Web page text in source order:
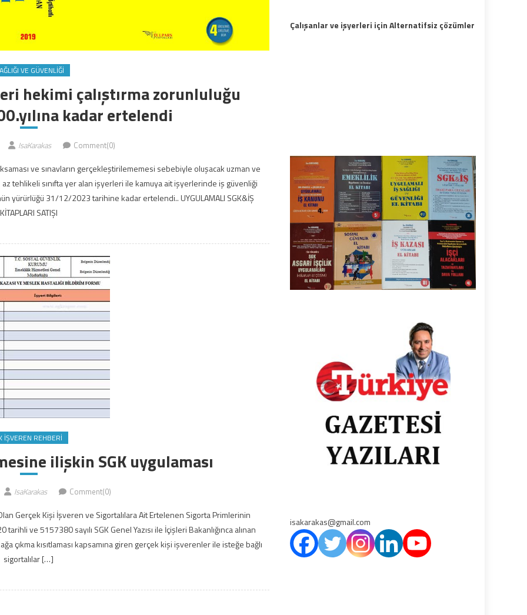
VE GÜVENLIĞI
hekimi çalıştırma zorunluluğu
kadar ertelendi
IsaKarakas Comment(0)
ve sınavların gerçekleştirilememesi sebebiyle oluşacak uzman ve
az tehlikeli sınıfta yer alan işyerleri ile kamuya ait işyerlerinde iş güvenliği
yürürlüğü 31/12/2023 tarihine kadar ertelendi.. UYGULAMALI SGK&İŞ
KİTAPLARI SATIŞI
İŞVEREN REHBERI
ilişkin SGK uygulaması
IsaKarakas Comment(0)
Olan Gerçek Kişi İşveren ve Sigortalılara Ait Ertelenen Sigorta Primlerinin
ve 5157380 sayılı SGK Genel Yazısı ile İçişleri Bakanlığınca alınan
çıkma kısıtlaması kapsamına giren gerçek kişi işverenler ile isteğe bağlı
sigortalılar […]
Çalışanlar ve işyerleri için Alternatifsiz çözümler
isakarakas@gmail.com